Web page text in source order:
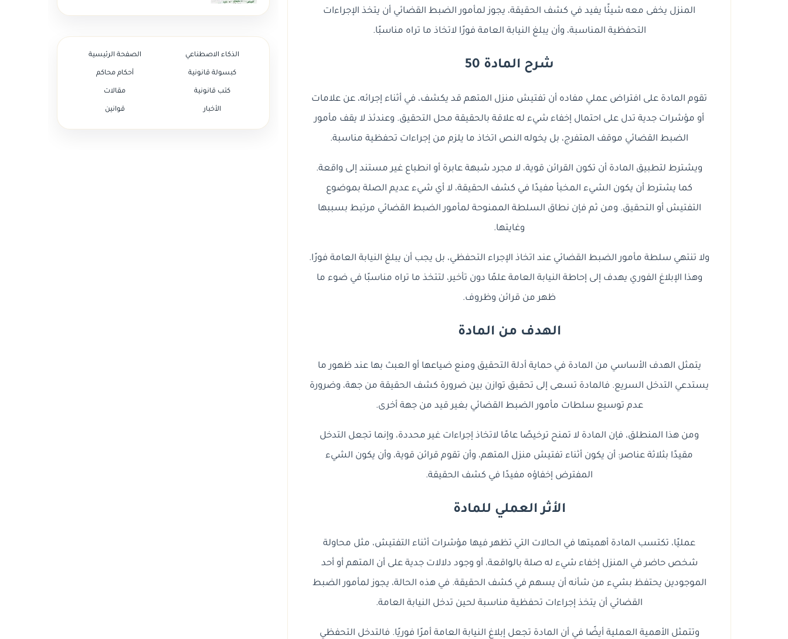
المنزل يخفى معه شيئًا يفيد في كشف الحقيقة، يجوز لمأمور الضبط القضائي أن يتخذ الإجراءات
التحفظية المناسبة، وأن يبلغ النيابة العامة فورًا لاتخاذ ما تراه مناسبًا.
شرح المادة 50
تقوم المادة على افتراض عملي مفاده أن تفتيش منزل المتهم قد يكشف، في أثناء إجرائه، عن علامات
أو مؤشرات جدية تدل على احتمال إخفاء شيء له علاقة بالحقيقة محل التحقيق. وعندئذ لا يقف مأمور
الضبط القضائي موقف المتفرج، بل يخوله النص اتخاذ ما يلزم من إجراءات تحفظية مناسبة.
ويشترط لتطبيق المادة أن تكون القرائن قوية، لا مجرد شبهة عابرة أو انطباع غير مستند إلى واقعة.
كما يشترط أن يكون الشيء المخبأ مفيدًا في كشف الحقيقة، لا أي شيء عديم الصلة بموضوع
التفتيش أو التحقيق. ومن ثم فإن نطاق السلطة الممنوحة لمأمور الضبط القضائي مرتبط بسببها
وغايتها.
ولا تنتهي سلطة مأمور الضبط القضائي عند اتخاذ الإجراء التحفظي، بل يجب أن يبلغ النيابة العامة فورًا.
وهذا الإبلاغ الفوري يهدف إلى إحاطة النيابة العامة علمًا دون تأخير، لتتخذ ما تراه مناسبًا في ضوء ما
ظهر من قرائن وظروف.
الهدف من المادة
يتمثل الهدف الأساسي من المادة في حماية أدلة التحقيق ومنع ضياعها أو العبث بها عند ظهور ما
يستدعي التدخل السريع. فالمادة تسعى إلى تحقيق توازن بين ضرورة كشف الحقيقة من جهة، وضرورة
عدم توسيع سلطات مأمور الضبط القضائي بغير قيد من جهة أخرى.
ومن هذا المنطلق، فإن المادة لا تمنح ترخيصًا عامًا لاتخاذ إجراءات غير محددة، وإنما تجعل التدخل
مقيدًا بثلاثة عناصر: أن يكون أثناء تفتيش منزل المتهم، وأن تقوم قرائن قوية، وأن يكون الشيء
المفترض إخفاؤه مفيدًا في كشف الحقيقة.
الأثر العملي للمادة
عمليًا، تكتسب المادة أهميتها في الحالات التي تظهر فيها مؤشرات أثناء التفتيش، مثل محاولة
شخص حاضر في المنزل إخفاء شيء له صلة بالواقعة، أو وجود دلالات جدية على أن المتهم أو أحد
الموجودين يحتفظ بشيء من شأنه أن يسهم في كشف الحقيقة. في هذه الحالة، يجوز لمأمور الضبط
القضائي أن يتخذ إجراءات تحفظية مناسبة لحين تدخل النيابة العامة.
وتتمثل الأهمية العملية أيضًا في أن المادة تجعل إبلاغ النيابة العامة أمرًا فوريًا. فالتدخل التحفظي
الصفحة الرئيسية الذكاء الاصطناعي
أحكام محاكم كبسولة قانونية
مقالات كتب قانونية
قوانين الأخبار